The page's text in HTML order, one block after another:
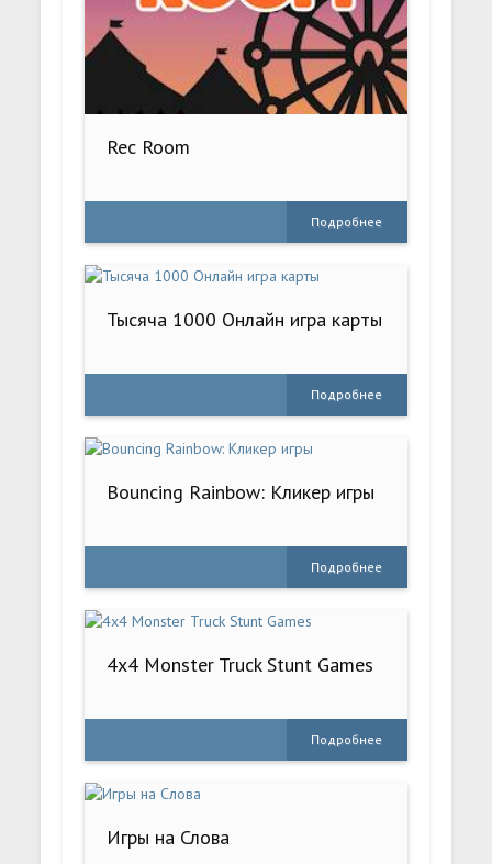
Rec Room
Подробнее
Тысяча 1000 Онлайн игра карты
Подробнее
Bouncing Rainbow: Кликер игры
Подробнее
4x4 Monster Truck Stunt Games
Подробнее
Игры на Слова